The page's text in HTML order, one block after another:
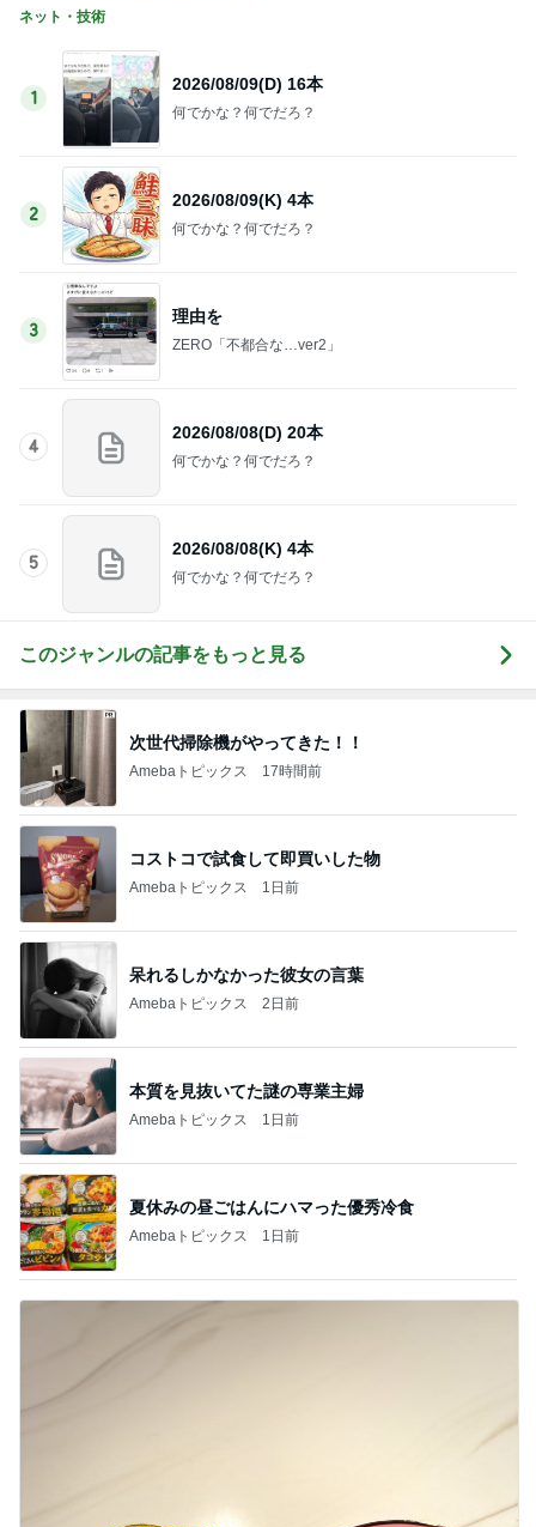
ネット・技術
1
2026/08/09(D) 16本
何でかな？何でだろ？
2
2026/08/09(K) 4本
何でかな？何でだろ？
3
理由を
ZERO「不都合な…ver2」
4
2026/08/08(D) 20本
何でかな？何でだろ？
5
2026/08/08(K) 4本
何でかな？何でだろ？
このジャンルの記事をもっと見る
次世代掃除機がやってきた！！
Amebaトピックス 17時間前
コストコで試食して即買いした物
Amebaトピックス 1日前
呆れるしかなかった彼女の言葉
Amebaトピックス 2日前
本質を見抜いてた謎の専業主婦
Amebaトピックス 1日前
夏休みの昼ごはんにハマった優秀冷食
Amebaトピックス 1日前